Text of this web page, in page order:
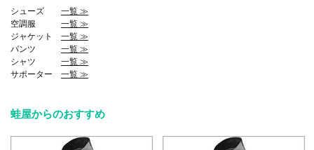
シューズ 一覧 ≫
空調服 一覧 ≫
ジャケット 一覧 ≫
パンツ 一覧 ≫
シャツ 一覧 ≫
サポーター 一覧 ≫
蛙屋からのおすすめ